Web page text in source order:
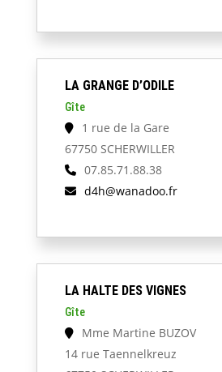
LA GRANGE D’ODILE
Gîte
1 rue de la Gare
67750 SCHERWILLER
07.85.71.88.38
d4h@wanadoo.fr
LA HALTE DES VIGNES
Gîte
Mme Martine BUZOV
14 rue Taennelkreuz